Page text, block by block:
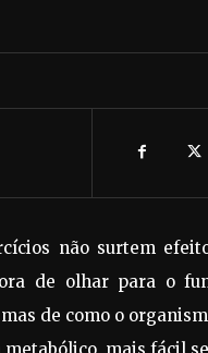
não surtem
de olhar para o
de como o